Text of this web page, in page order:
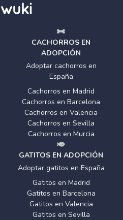
CACHORROS EN
ADOPCIÓN
Adoptar cachorros en
España
Cachorros en Madrid
Cachorros en Barcelona
Cachorros en Valencia
Cachorros en Sevilla
Cachorros en Murcia
GATITOS EN ADOPCIÓN
Adoptar gatitos en España
Gatitos en Madrid
Gatitos en Barcelona
Gatitos en Valencia
Gatitos en Sevilla